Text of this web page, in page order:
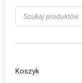
Wyszukiwarka
produktów
Koszyk